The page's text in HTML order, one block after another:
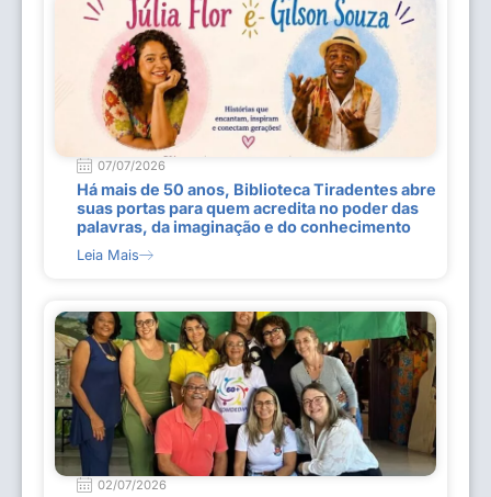
07/07/2026
Há mais de 50 anos, Biblioteca Tiradentes abre
suas portas para quem acredita no poder das
palavras, da imaginação e do conhecimento
Leia Mais
02/07/2026